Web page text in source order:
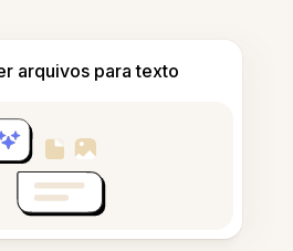
arquivos para texto